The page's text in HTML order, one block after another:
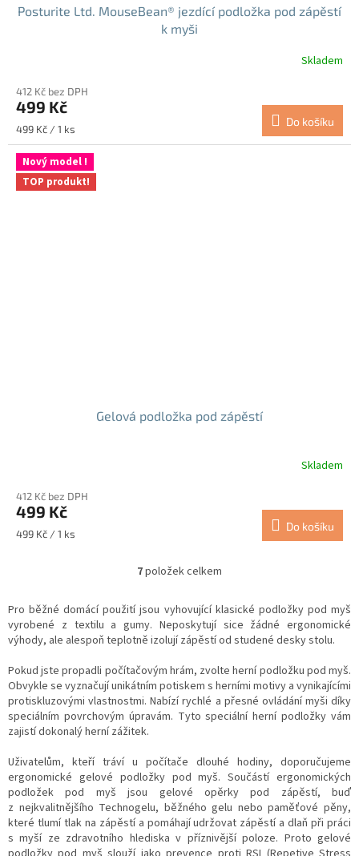
Posturite Ltd. MouseBean® jezdící podložka pod zápěstí
k myši
produktu
je
5,0
5
hvězdiček.
Skladem
412 Kč bez DPH
499 Kč
Měrná
cena:
499 Kč / 1 ks
Do košíku
Nový model !
TOP produkt!
Gelová podložka pod zápěstí
Skladem
412 Kč bez DPH
499 Kč
Měrná
499 Kč / 1 ks
Do košíku
O
l
á
d
c
í
p
r
y
v
ý
p
i
s
u
7položek celkem
Pro běžné domácí použití jsou vyhovující klasické podložky pod myš
vyrobené z textilu a gumy. Neposkytují sice žádné ergonomické
výhody, ale alespoň teplotně izolují zápěstí od studené desky stolu.
Pokud jste propadli počítačovým hrám, zvolte herní podložku pod myš.
Obvykle se vyznačují unikátním potiskem s herními motivy a vynikajícími
protiskluzovými vlastnostmi. Nabízí rychlé a přesné ovládání myši díky
speciálním povrchovým úpravám. Tyto speciální herní podložky vám
zajistí dokonalý herní zážitek.
Uživatelům, kteří tráví u počítače dlouhé hodiny, doporučujeme
ergonomické gelové podložky pod myš. Součástí ergonomických
podložek pod myš jsou gelové opěrky pod zápěstí, buď
z nejkvalitnějšího Technogelu, běžného gelu nebo paměťové pěny,
které tlumí tlak na zápěstí a pomáhají udržovat zápěstí a dlaň při práci
s myší ze zdravotního hlediska v příznivější poloze. Proto gelové